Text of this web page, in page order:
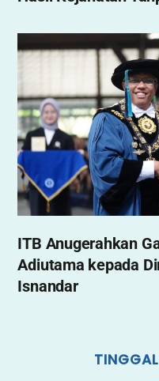
ITB Anugerahkan
Adiutama kepada
Isnandar